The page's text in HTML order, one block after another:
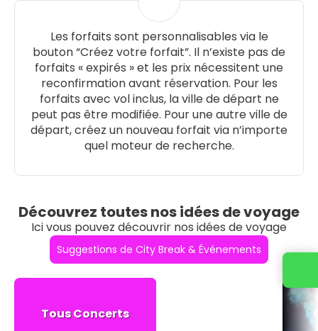
Les forfaits sont personnalisables via le
bouton “Créez votre forfait”. Il n’existe pas de
forfaits « expirés » et les prix nécessitent une
reconfirmation avant réservation. Pour les
forfaits avec vol inclus, la ville de départ ne
peut pas être modifiée. Pour une autre ville de
départ, créez un nouveau forfait via n’importe
quel moteur de recherche.
Découvrez toutes nos idées de voyage
Ici vous pouvez découvrir nos idées de voyage
Suggestions de City Break & Événements
Tous Concerts